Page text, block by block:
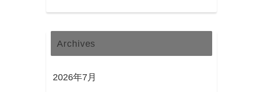
Archives
2026年7月